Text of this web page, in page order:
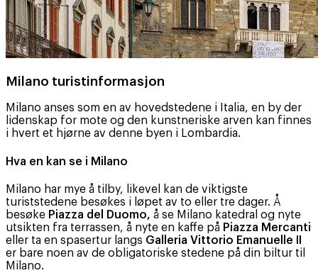
Milano turistinformasjon
Milano anses som en av hovedstedene i Italia, en by der
lidenskap for mote og den kunstneriske arven kan finnes
i hvert et hjørne av denne byen i Lombardia.
Hva en kan se i Milano
Milano har mye å tilby, likevel kan de viktigste
turiststedene besøkes i løpet av to eller tre dager. Å
besøke Piazza del Duomo, å se Milano katedral og nyte
utsikten fra terrassen, å nyte en kaffe på Piazza Mercanti
eller ta en spasertur langs Galleria Vittorio Emanuelle II
er bare noen av de obligatoriske stedene på din biltur til
Milano.